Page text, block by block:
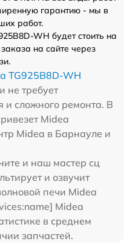
гарантию - мы в
работ.
WH будет стоить на
на сайте через
TG925B8D-WH
не требует
и сложного ремонта. В
Midea
Midea в Барнауле и
и наш мастер сц
и озвучит
печи Midea
Midea
в среднем
запчастей.